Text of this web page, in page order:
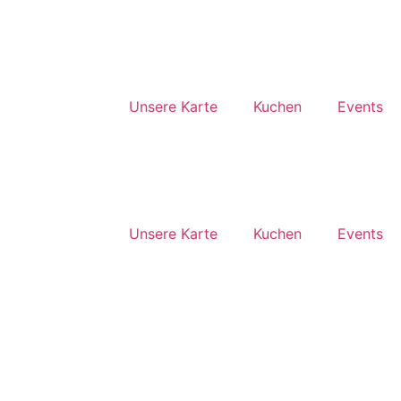
Unsere Karte
Kuchen Events
Unsere Karte
Kuchen Events